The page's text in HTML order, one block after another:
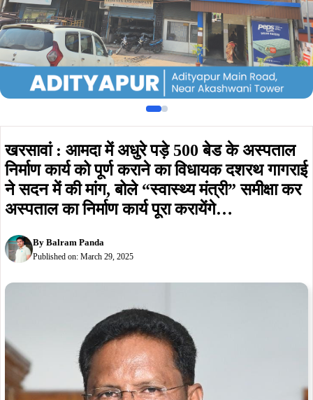
खरसावां : आमदा में अधुरे पड़े 500 बेड के अस्पताल
निर्माण कार्य को पूर्ण कराने का विधायक दशरथ गागराई
ने सदन में की मांग, बोले “स्वास्थ्य मंत्री” समीक्षा कर
अस्पताल का निर्माण कार्य पूरा करायेंगे…
By Balram Panda
Published on: March 29, 2025